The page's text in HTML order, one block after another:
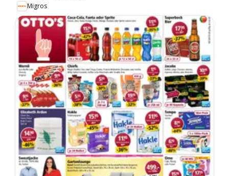
Migros